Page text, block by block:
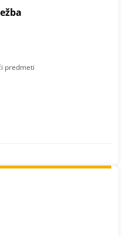
predmeti